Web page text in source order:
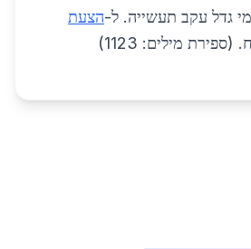
גדל עקב תעשייה. ל-הצעת